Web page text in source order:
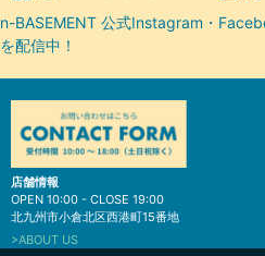
n-BASEMENT 公式Instagram・
を配信中！
店舗情報
OPEN 10:00 - CLOSE 19:00
北九州市小倉北区西港町15番地
>ABOUT US